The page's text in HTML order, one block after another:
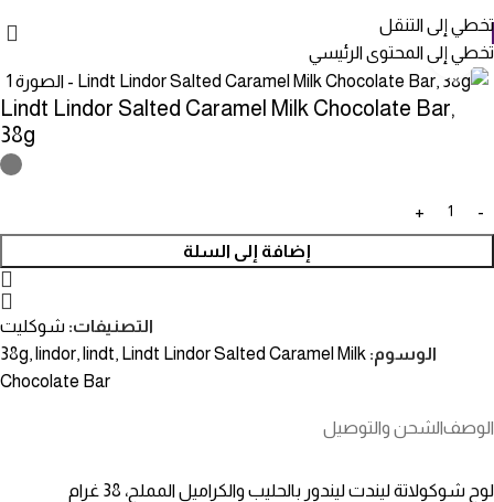
تخطي إلى التنقل
تخطي إلى المحتوى الرئيسي
انقر للتكبير
Lindt Lindor Salted Caramel Milk Chocolate Bar,
38g
إضافة إلى السلة
التصنيفات: شوكليت
الوسوم:
38g, lindor, lindt, Lindt Lindor Salted Caramel Milk
Chocolate Bar
الوصفالشحن والتوصيل
لوح شوكولاتة ليندت ليندور بالحليب والكراميل المملح، 38 غرام